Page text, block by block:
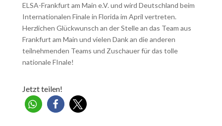
ELSA-Frankfurt am Main e.V. und wird Deutschland beim
Internationalen Finale in Florida im April vertreten.
Herzlichen Glückwunsch an der Stelle an das Team aus
Frankfurt am Main und vielen Dank an die anderen
teilnehmenden Teams und Zuschauer für das tolle
nationale FInale!
Jetzt teilen!